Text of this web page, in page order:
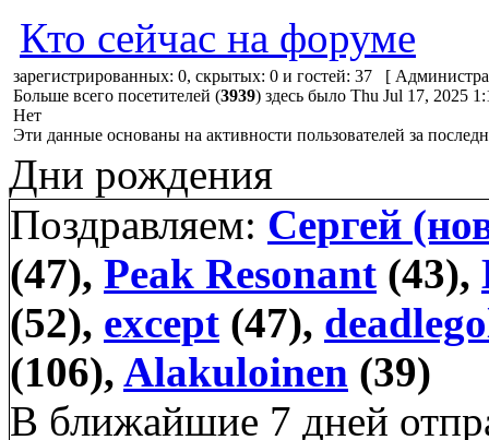
Кто сейчас на форуме
зарегистрированных: 0, скрытых: 0 и гостей: 37 [
Больше всего посетителей (3939) здесь было Thu Jul 17, 2025
Нет
Эти данные основаны на активности пользователей за
Дни рождения
Поздравляем: Сергей
(47), Peak Resonant (43),
(52), except (47),
(106), Alakuloinen (39)
В ближайшие 7 дней